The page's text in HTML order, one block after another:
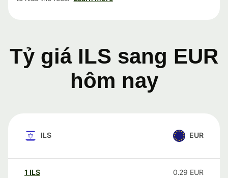
Tỷ giá ILS sang EUR
hôm nay
ILS EUR
1 ILS 0.29 EUR